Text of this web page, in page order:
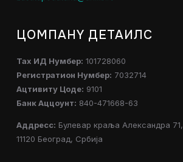
ЦОМПАНY ДЕТАИЛС
Таx ИД Нумбер: 101728060
Регистратион Нумбер: 7032714
Ацтивитy Цоде: 9101
Банк Аццоунт: 840-471668-63
Аддресс: Булевар краља Александра 71,
11120 Београд, Србија